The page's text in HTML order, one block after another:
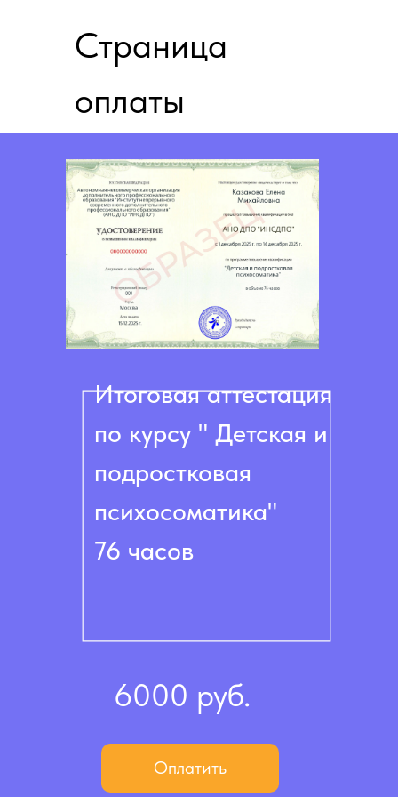
Страница
оплаты
Оплатить
Итоговая аттестация
по курсу " Детская и
подростковая
психосоматика"
76 часов
6000 руб.